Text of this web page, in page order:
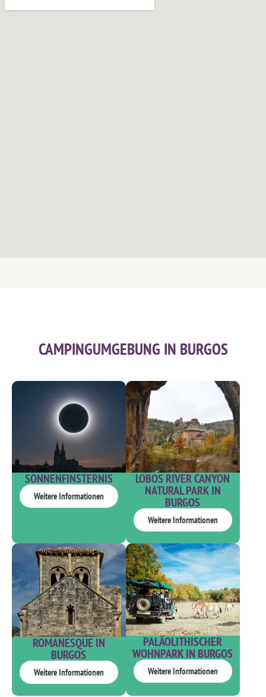
CAMPINGUMGEBUNG IN BURGOS
SONNENFINSTERNIS
Weitere Informationen
LOBOS RIVER CANYON
NATURAL PARK IN
BURGOS
Weitere Informationen
ROMANESQUE IN
BURGOS
Weitere Informationen
PALÄOLITHISCHER
WOHNPARK IN BURGOS
Weitere Informationen